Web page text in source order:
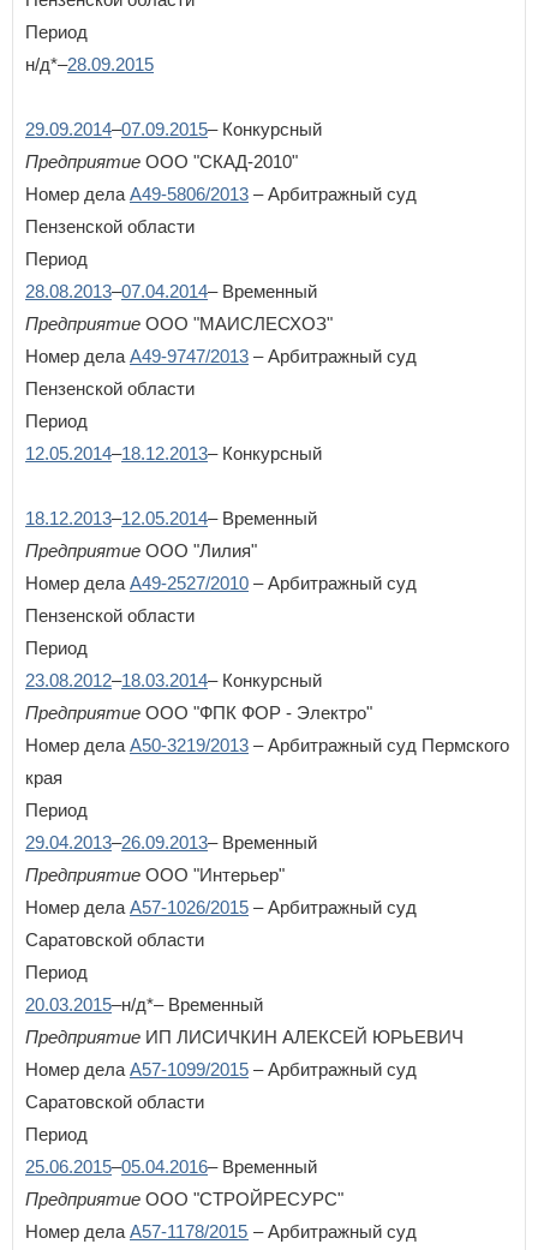
Период
н/д*–28.09.2015
29.09.2014–07.09.2015– Конкурсный
Предприятие ООО "СКАД-2010"
Номер дела А49-5806/2013 – Арбитражный суд
Пензенской области
Период
28.08.2013–07.04.2014– Временный
Предприятие ООО "МАИСЛЕСХОЗ"
Номер дела А49-9747/2013 – Арбитражный суд
Пензенской области
Период
12.05.2014–18.12.2013– Конкурсный
18.12.2013–12.05.2014– Временный
Предприятие ООО "Лилия"
Номер дела А49-2527/2010 – Арбитражный суд
Пензенской области
Период
23.08.2012–18.03.2014– Конкурсный
Предприятие ООО "ФПК ФОР - Электро"
Номер дела А50-3219/2013 – Арбитражный суд Пермского
края
Период
29.04.2013–26.09.2013– Временный
Предприятие ООО "Интерьер"
Номер дела А57-1026/2015 – Арбитражный суд
Саратовской области
Период
20.03.2015–н/д*– Временный
Предприятие ИП ЛИСИЧКИН АЛЕКСЕЙ ЮРЬЕВИЧ
Номер дела А57-1099/2015 – Арбитражный суд
Саратовской области
Период
25.06.2015–05.04.2016– Временный
Предприятие ООО "СТРОЙРЕСУРС"
Номер дела А57-1178/2015 – Арбитражный суд